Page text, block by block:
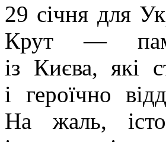
29 січня для
Крут —
із Києва, які
і героїчно
На жаль,